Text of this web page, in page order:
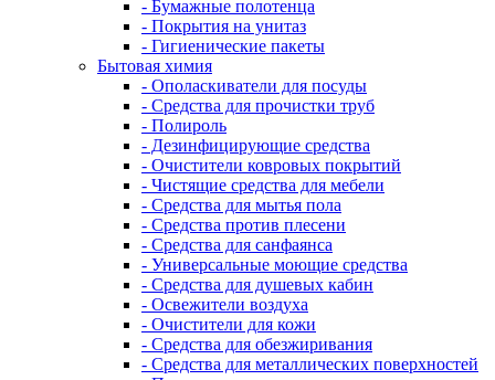
- Бумажные полотенца
- Покрытия на унитаз
- Гигиенические пакеты
Бытовая химия
- Ополаскиватели для посуды
- Средства для прочистки труб
- Полироль
- Дезинфицирующие средства
- Очистители ковровых покрытий
- Чистящие средства для мебели
- Средства для мытья пола
- Средства против плесени
- Средства для санфаянса
- Универсальные моющие средства
- Средства для душевых кабин
- Освежители воздуха
- Очистители для кожи
- Средства для обезжиривания
- Средства для металлических поверхностей